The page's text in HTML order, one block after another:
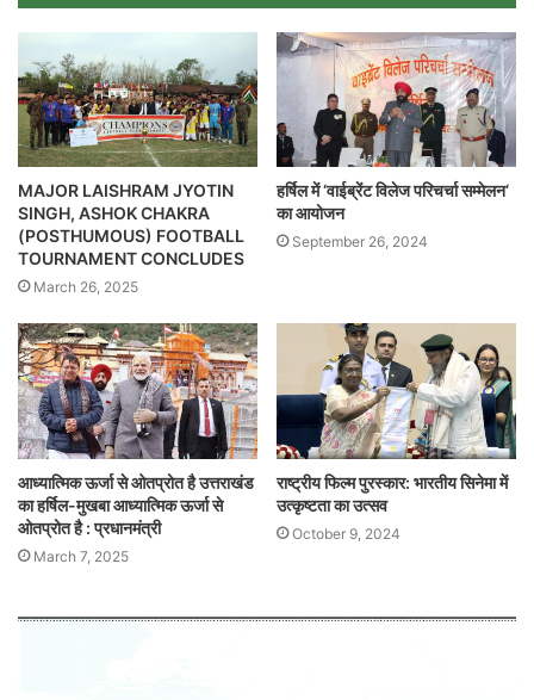
o
k
p
p
r
a
m
k
MAJOR LAISHRAM JYOTIN
SINGH, ASHOK CHAKRA
(POSTHUMOUS) FOOTBALL
TOURNAMENT CONCLUDES
March 26, 2025
हर्षिल में ‘वाईब्रेंट विलेज परिचर्चा सम्मेलन‘
का आयोजन
September 26, 2024
आध्यात्मिक ऊर्जा से ओतप्रोत है उत्तराखंड
का हर्षिल-मुखबा आध्यात्मिक ऊर्जा से
ओतप्रोत है : प्रधानमंत्री
March 7, 2025
राष्ट्रीय फिल्म पुरस्कार: भारतीय सिनेमा में
उत्कृष्टता का उत्सव
October 9, 2024